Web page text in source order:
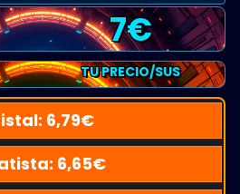
7€
TU PRECIO/SUS
6,79€
6,65€